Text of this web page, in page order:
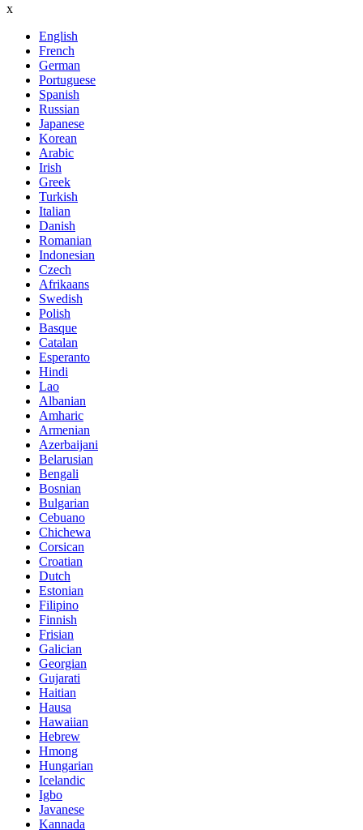
x
English
French
German
Portuguese
Spanish
Russian
Japanese
Korean
Arabic
Irish
Greek
Turkish
Italian
Danish
Romanian
Indonesian
Czech
Afrikaans
Swedish
Polish
Basque
Catalan
Esperanto
Hindi
Lao
Albanian
Amharic
Armenian
Azerbaijani
Belarusian
Bengali
Bosnian
Bulgarian
Cebuano
Chichewa
Corsican
Croatian
Dutch
Estonian
Filipino
Finnish
Frisian
Galician
Georgian
Gujarati
Haitian
Hausa
Hawaiian
Hebrew
Hmong
Hungarian
Icelandic
Igbo
Javanese
Kannada